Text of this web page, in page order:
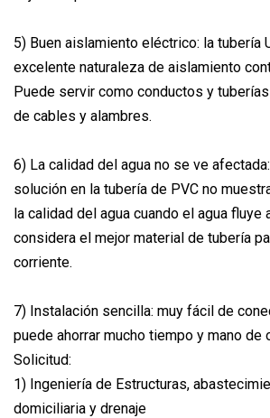
5) Buen aislamiento eléctrico: la tubería
excelente naturaleza de aislamiento
Puede servir como conductos y
de cables y alambres.
6) La calidad del agua no se ve
solución en la tubería de PVC no
la calidad del agua cuando el agua fluye
considera el mejor material de tubería
corriente.
7) Instalación sencilla: muy fácil de
puede ahorrar mucho tiempo y mano de
Solicitud:
1) Ingeniería de Estructuras,
domiciliaria y drenaje